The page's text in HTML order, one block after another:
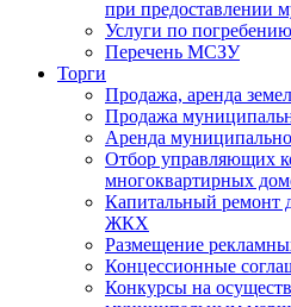
при предоставлении
Услуги по погребению
Перечень МСЗУ
Торги
Продажа, аренда
Продажа
Аренда
Отбор управляющих
многоквартирных
Капитальный ремонт
ЖКХ
Размещение
Концессионные
Конкурсы на